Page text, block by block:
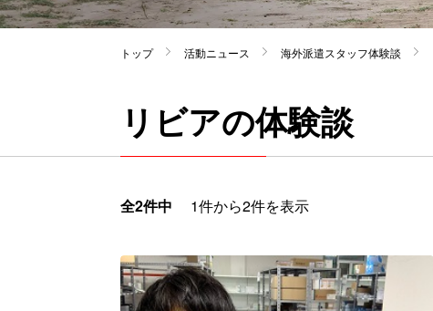
トップ 活動ニュース 海外派遣スタッフ体験談
リビアの体験談
全2件中 1件から2件を表示